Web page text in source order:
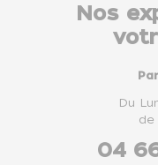
Nos
Du
de
04